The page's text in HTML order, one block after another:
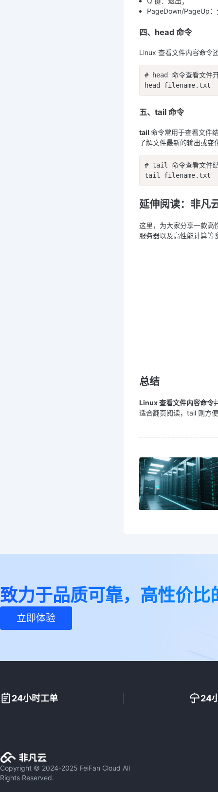
PageDown/PageUp
四、head 命令
Linux 查看文件内容命令
# head 命令查看文件
head filename.txt
五、tail 命令
tail 命令常用于查看文件
了解文件最新的输出或变
# tail 命令查看文件
tail filename.txt
延伸阅读：非凡
这里，为大家分享一款
服务器以及高性能计算等
总结
Linux 查看文件内容命令
适合翻页阅读，tail 则方
致力于品质可靠，高性价比
立即体验
24小时工单 24
Copyright © 2024-2025 FeiFan Cloud All
Rights Reserved.